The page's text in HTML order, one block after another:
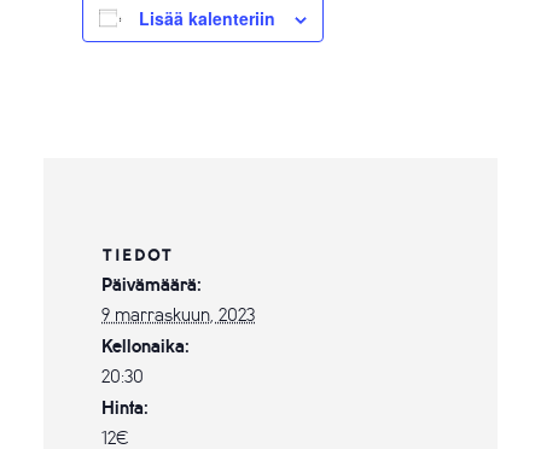
Lisää kalenteriin
TIEDOT
Päivämäärä:
9 marraskuun, 2023
Kellonaika:
20:30
Hinta:
12€